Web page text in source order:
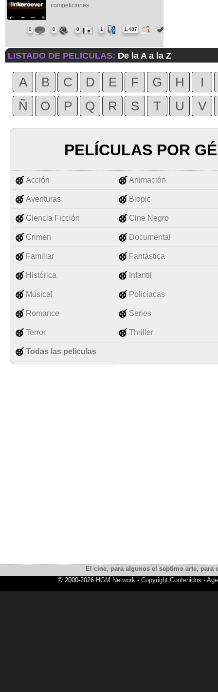
competiciones...
0 0 0 1 1,487
LISTADO DE PELICULAS: De la A a la Z
A B C D E F G H
I
Ñ
O P Q R S T U V
PELÍCULAS POR
Acción Animación
Aventuras Biopic
Ciencia Ficción Cine Negro
Crimen Documental
Familiar Fantástica
Histórica Infantil
Musical Policiacas
Romance Series
Terror Thriller
Todas las películas
El cine, para algunos el septimo arte,
© 2000-2026 HGM Network - Copyright Contenidos -